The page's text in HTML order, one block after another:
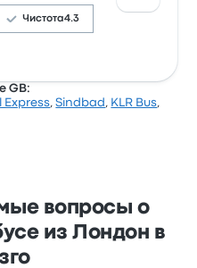
Чистота4.3
поездку: 3.5 (получено
GB:
Express,Sindbad , KLR Bus,
вопросы о
из Лондон в